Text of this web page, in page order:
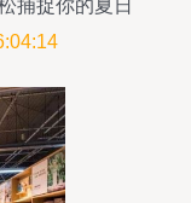
捕捉你的夏日